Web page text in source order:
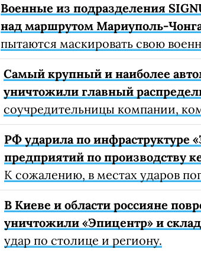
Военные из подразделения
над маршрутом Мариуполь-
пытаются маскировать свою
Самый крупный и наиболее
уничтожили главный
соучредительницы компании,
РФ ударила по инфраструктуре
предприятий по производству
К сожалению, в местах ударов
В Киеве и области россияне
уничтожили «Эпицентр» и
удар по столице и региону.